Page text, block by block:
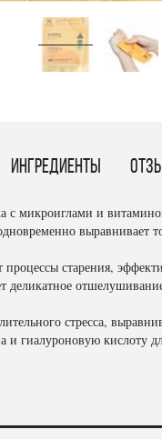
Ингредиенты
с микроиглами и
выравнивает
процессы старения,
деликатное
стресса,
и гиалуроновую кислоту